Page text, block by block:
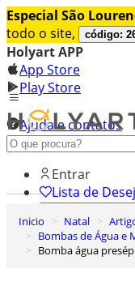
Especial São
todo o site,
código:
Holyart APP
App Store
Play Store
Ajuda e contatos
Conheça premium
Entrar
Lista de
Carrinho de
Inicio Natal
Bombas de Água
Bomba água